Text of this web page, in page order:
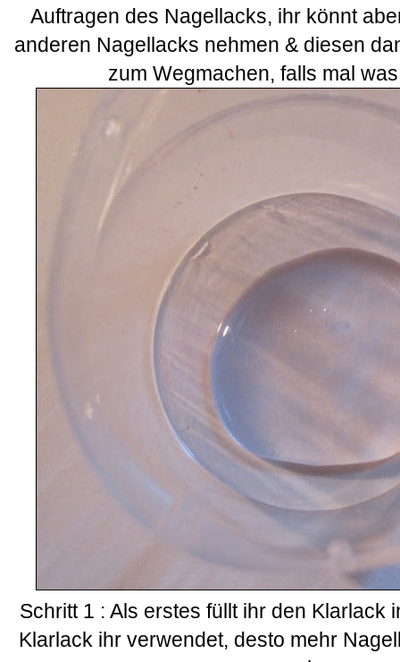
Auftragen des Nagellacks, ihr könnt
anderen Nagellacks nehmen & diesen
zum Wegmachen, falls mal
Schritt 1 : Als erstes füllt ihr den Klarlack
Klarlack ihr verwendet, desto mehr